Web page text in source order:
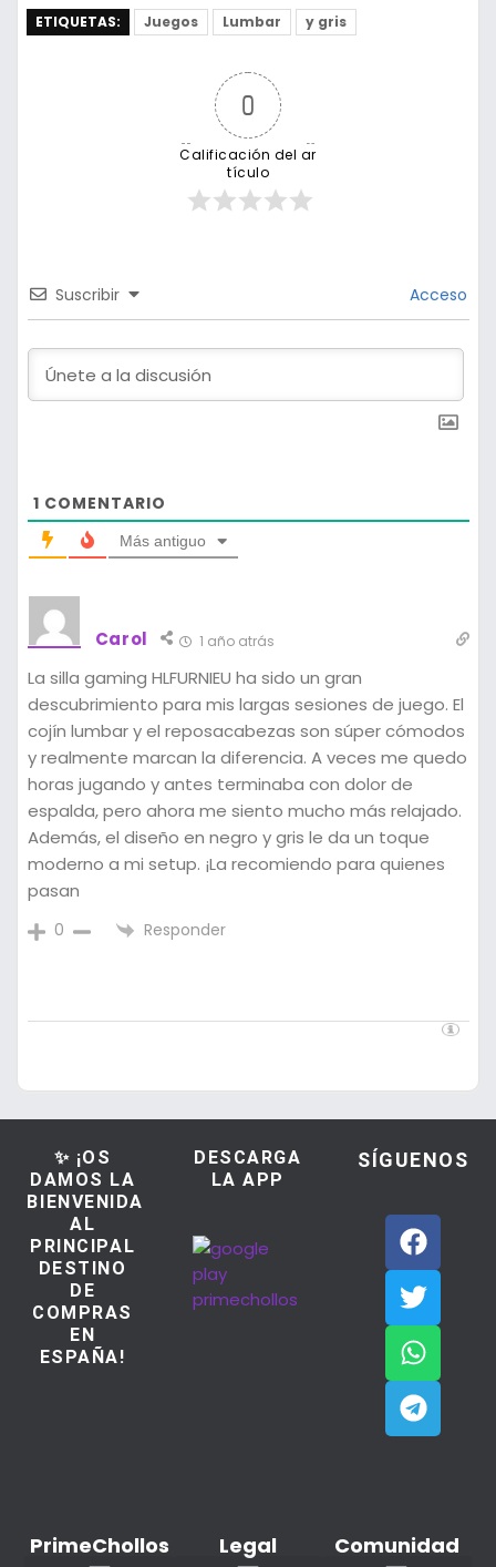
ETIQUETAS: Juegos Lumbar y gris
0
Calificación del ar
tículo
Suscribir Acceso
1 COMENTARIO
Más antiguo
Carol 1 año atrás
La silla gaming HLFURNIEU ha sido un gran
descubrimiento para mis largas sesiones de juego. El
cojín lumbar y el reposacabezas son súper cómodos
y realmente marcan la diferencia. A veces me quedo
horas jugando y antes terminaba con dolor de
espalda, pero ahora me siento mucho más relajado.
Además, el diseño en negro y gris le da un toque
moderno a mi setup. ¡La recomiendo para quienes
pasan
0 Responder
✨ ¡OS
DAMOS LA
BIENVENIDA
AL
PRINCIPAL
DESTINO
DE
COMPRAS
EN
ESPAÑA!
DESCARGA
LA APP
SÍGUENOS
PrimeChollos Legal Comunidad